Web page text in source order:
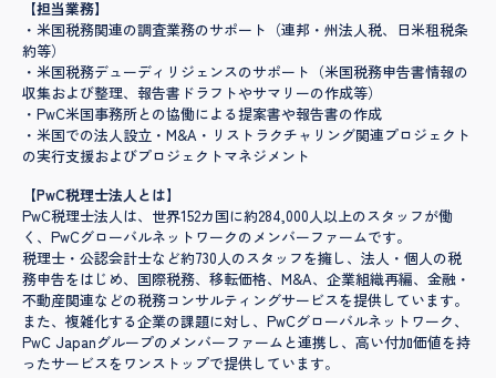
【担当業務】
・米国税務関連の調査業務のサポート（連邦・州法人税、日米租税条
約等）
・米国税務デューディリジェンスのサポート（米国税務申告書情報の
収集および整理、報告書ドラフトやサマリーの作成等）
・PwC米国事務所との協働による提案書や報告書の作成
・米国での法人設立・M&A・リストラクチャリング関連プロジェクト
の実行支援およびプロジェクトマネジメント
【PwC税理士法人とは】
PwC税理士法人は、世界152カ国に約284,000人以上のスタッフが働
く、PwCグローバルネットワークのメンバーファームです。
税理士・公認会計士など約730人のスタッフを擁し、法人・個人の税
務申告をはじめ、国際税務、移転価格、M&A、企業組織再編、金融・
不動産関連などの税務コンサルティングサービスを提供しています。
また、複雑化する企業の課題に対し、PwCグローバルネットワーク、
PwC Japanグループのメンバーファームと連携し、高い付加価値を持
ったサービスをワンストップで提供しています。